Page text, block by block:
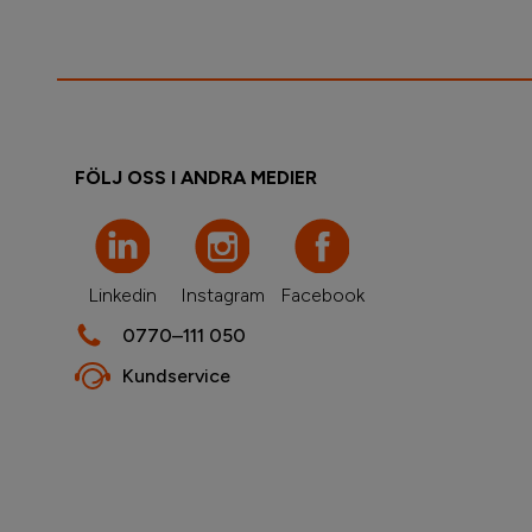
FÖLJ OSS I ANDRA MEDIER
Linkedin Instagram
Facebook
0770–111 050
Kundservice